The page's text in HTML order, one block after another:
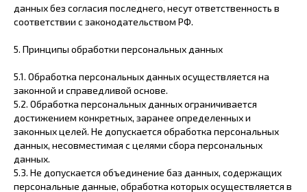
данных без согласия последнего, несут ответственность в
соответствии с законодательством РФ.
5. Принципы обработки персональных данных
5.1. Обработка персональных данных осуществляется на
законной и справедливой основе.
5.2. Обработка персональных данных ограничивается
достижением конкретных, заранее определенных и
законных целей. Не допускается обработка персональных
данных, несовместимая с целями сбора персональных
данных.
5.3. Не допускается объединение баз данных, содержащих
персональные данные, обработка которых осуществляется в